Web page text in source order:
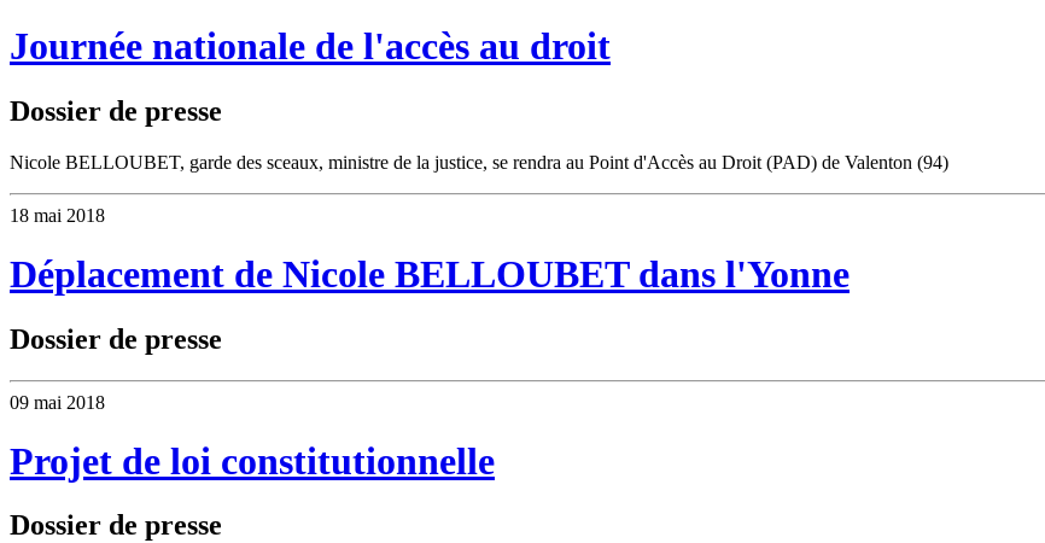
Journée nationale de l'accès au droit
Dossier de presse
Nicole BELLOUBET, garde des sceaux, ministre de la justice, se rendra au Point d'Accès au Droit (PAD) de Valenton (94)
18 mai 2018
Déplacement de Nicole BELLOUBET dans l'Yonne
Dossier de presse
09 mai 2018
Projet de loi constitutionnelle
Dossier de presse